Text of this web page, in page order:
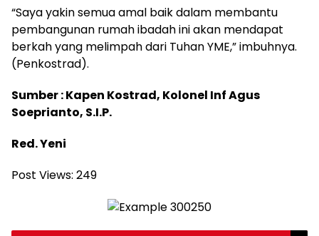
“Saya yakin semua amal baik dalam membantu
pembangunan rumah ibadah ini akan mendapat
berkah yang melimpah dari Tuhan YME,” imbuhnya.
(Penkostrad).
Sumber : Kapen Kostrad, Kolonel Inf Agus
Soeprianto, S.I.P.
Red. Yeni
Post Views: 249